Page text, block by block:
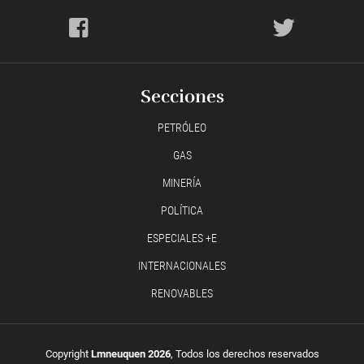
Secciones
PETRÓLEO
GAS
MINERÍA
POLÍTICA
ESPECIALES +E
INTERNACIONALES
RENOVABLES
Copyright Lmneuquen 2026, Todos los derechos reservados